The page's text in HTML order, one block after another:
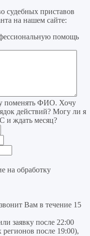
судебных приставов
на нашем сайте:
помощь
поменять ФИО. Хочу
действий? Могу ли я
и ждать месяц?
на обработку
Вам в течение 15
заявку после 22:00
после 19:00),